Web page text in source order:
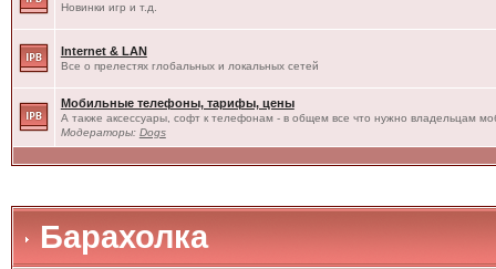
Новинки игр и т.д.
Internet & LAN
Все о прелестях глобальных и локальных сетей
Мобильные телефоны, тарифы, цены
А также аксессуары, софт к телефонам - в общем все что нужно владельцам
Модераторы: Dogs
Барахолка